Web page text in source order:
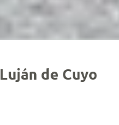
Luján de Cuyo